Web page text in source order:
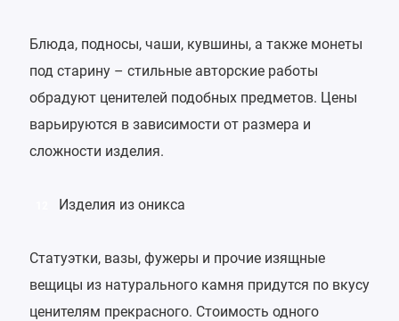
Блюда, подносы, чаши, кувшины, а также монеты
под старину – стильные авторские работы
обрадуют ценителей подобных предметов. Цены
варьируются в зависимости от размера и
сложности изделия.
Изделия из оникса
Статуэтки, вазы, фужеры и прочие изящные
вещицы из натурального камня придутся по вкусу
ценителям прекрасного. Стоимость одного